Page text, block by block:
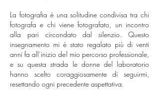
La fotografia è una solitudine condivisa tra chi
fotografa e chi viene fotografato, un incontro
alla pari circondato dal silenzio. Questo
insegnamento mi è stato regalato più di venti
anni fa all’inizio del mio percorso professionale,
e su questa strada le donne del laboratorio
hanno scelto coraggiosamente di seguirmi,
resettando ogni precedente aspettativa.